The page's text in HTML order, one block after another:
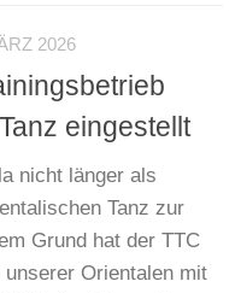
2026
eingestellt
nicht länger als
Tanz zur
Grund hat der TTC
Orientalen mit